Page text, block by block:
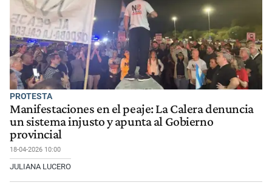
PROTESTA
Manifestaciones en el peaje: La Calera denuncia
un sistema injusto y apunta al Gobierno
provincial
18-04-2026 10:00
JULIANA LUCERO